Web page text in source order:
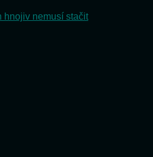
hnojiv nemusí stačit